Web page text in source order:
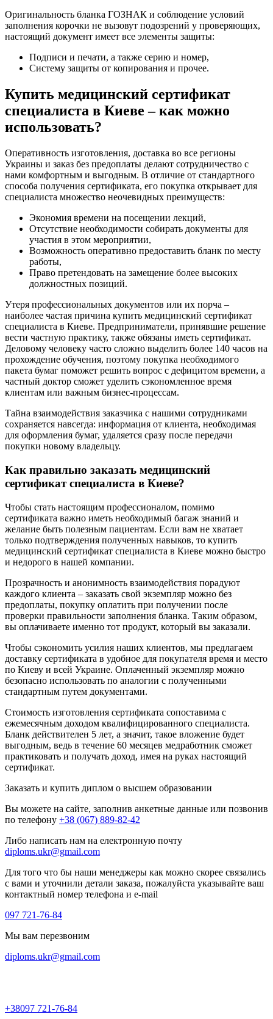
Оригинальность бланка ГОЗНАК и соблюдение условий
заполнения корочки не вызовут подозрений у проверяющих,
настоящий документ имеет все элементы защиты:
Подписи и печати, а также серию и номер,
Систему защиты от копирования и прочее.
Купить медицинский сертификат
специалиста в Киеве – как можно
использовать?
Оперативность изготовления, доставка во все регионы
Украины и заказ без предоплаты делают сотрудничество с
нами комфортным и выгодным. В отличие от стандартного
способа получения сертификата, его покупка открывает для
специалиста множество неочевидных преимуществ:
Экономия времени на посещении лекций,
Отсутствие необходимости собирать документы для
участия в этом мероприятии,
Возможность оперативно предоставить бланк по месту
работы,
Право претендовать на замещение более высоких
должностных позиций.
Утеря профессиональных документов или их порча –
наиболее частая причина купить медицинский сертификат
специалиста в Киеве. Предприниматели, принявшие решение
вести частную практику, также обязаны иметь сертификат.
Деловому человеку часто сложно выделить более 140 часов на
прохождение обучения, поэтому покупка необходимого
пакета бумаг поможет решить вопрос с дефицитом времени, а
частный доктор сможет уделить сэкономленное время
клиентам или важным бизнес-процессам.
Тайна взаимодействия заказчика с нашими сотрудниками
сохраняется навсегда: информация от клиента, необходимая
для оформления бумаг, удаляется сразу после передачи
покупки новому владельцу.
Как правильно заказать медицинский
сертификат специалиста в Киеве?
Чтобы стать настоящим профессионалом, помимо
сертификата важно иметь необходимый багаж знаний и
желание быть полезным пациентам. Если вам не хватает
только подтверждения полученных навыков, то купить
медицинский сертификат специалиста в Киеве можно быстро
и недорого в нашей компании.
Прозрачность и анонимность взаимодействия порадуют
каждого клиента – заказать свой экземпляр можно без
предоплаты, покупку оплатить при получении после
проверки правильности заполнения бланка. Таким образом,
вы оплачиваете именно тот продукт, который вы заказали.
Чтобы сэкономить усилия наших клиентов, мы предлагаем
доставку сертификата в удобное для покупателя время и место
по Киеву и всей Украине. Оплаченный экземпляр можно
безопасно использовать по аналогии с полученными
стандартным путем документами.
Стоимость изготовления сертификата сопоставима с
ежемесячным доходом квалифицированного специалиста.
Бланк действителен 5 лет, а значит, такое вложение будет
выгодным, ведь в течение 60 месяцев медработник сможет
практиковать и получать доход, имея на руках настоящий
сертификат.
Заказать и купить диплом о высшем образовании
Вы можете на сайте, заполнив анкетные данные или позвонив
по телефону +38 (067) 889-82-42
Либо написать нам на електронную почту
diploms.ukr@gmail.com
Для того что бы наши менеджеры как можно скорее связались
с вами и уточнили детали заказа, пожалуйста указывайте ваш
контактный номер телефона и e-mail
097 721-76-84
Мы вам перезвоним
diploms.ukr@gmail.com
+38097 721-76-84